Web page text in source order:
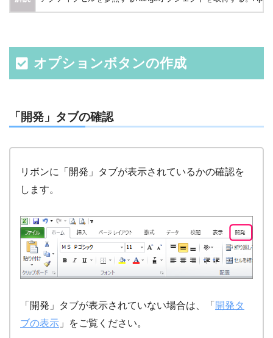
オプションボタンの作成
「開発」タブの確認
リボンに「開発」タブが表示されているかの確認を
します。
「開発」タブが表示されていない場合は、「 開発タ
ブの表示 」をご覧ください。